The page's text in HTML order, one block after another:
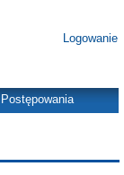
Logowanie
Postępowania